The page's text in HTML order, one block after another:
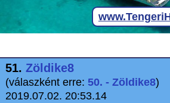
51. Zöldike8
(válaszként erre: 50. - Zöldike8)
2019.07.02. 20:53.14